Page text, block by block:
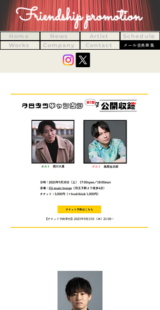
Friendship promotion
Home Artist
Schedule
Works
Contact
Company
News
メール会員募集